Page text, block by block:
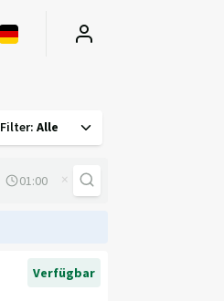
Filter: Alle
×
Verfügbar